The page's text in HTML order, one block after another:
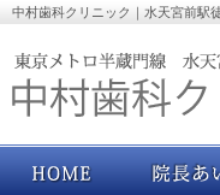
中村歯科クリニック｜水天宮前駅
ホーム